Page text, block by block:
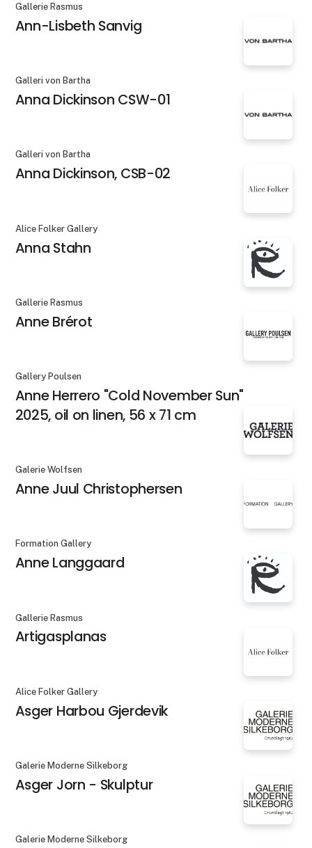
Gallerie Rasmus
Ann-Lisbeth Sanvig
Galleri von Bartha
Anna Dickinson CSW-01
Galleri von Bartha
Anna Dickinson, CSB-02
Alice Folker Gallery
Anna Stahn
Gallerie Rasmus
Anne Brérot
Gallery Poulsen
Anne Herrero "Cold November Sun"
2025, oil on linen, 56 x 71 cm
Galerie Wolfsen
Anne Juul Christophersen
Formation Gallery
Anne Langgaard
Gallerie Rasmus
Artigasplanas
Alice Folker Gallery
Asger Harbou Gjerdevik
Galerie Moderne Silkeborg
Asger Jorn - Skulptur
Galerie Moderne Silkeborg